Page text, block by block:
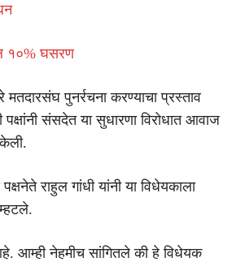
१०% घसरण
पुनर्रचना करण्याचा प्रस्ताव
पक्षांनी संसदेत या सुधारणा विरोधात आवाज
राहुल गांधी यांनी या विधेयकाला
आम्ही नेहमीच सांगितले की हे विधेयक